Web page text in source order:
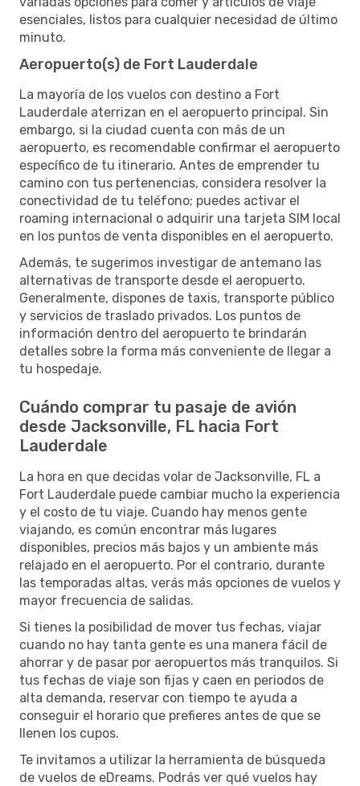
esenciales, listos para cualquier necesidad de último
minuto.
Aeropuerto(s) de Fort Lauderdale
La mayoría de los vuelos con destino a Fort
Lauderdale aterrizan en el aeropuerto principal. Sin
embargo, si la ciudad cuenta con más de un
aeropuerto, es recomendable confirmar el aeropuerto
específico de tu itinerario. Antes de emprender tu
camino con tus pertenencias, considera resolver la
conectividad de tu teléfono; puedes activar el
roaming internacional o adquirir una tarjeta SIM local
en los puntos de venta disponibles en el aeropuerto.
Además, te sugerimos investigar de antemano las
alternativas de transporte desde el aeropuerto.
Generalmente, dispones de taxis, transporte público
y servicios de traslado privados. Los puntos de
información dentro del aeropuerto te brindarán
detalles sobre la forma más conveniente de llegar a
tu hospedaje.
Cuándo comprar tu pasaje de avión
desde Jacksonville, FL hacia Fort
Lauderdale
La hora en que decidas volar de Jacksonville, FL a
Fort Lauderdale puede cambiar mucho la experiencia
y el costo de tu viaje. Cuando hay menos gente
viajando, es común encontrar más lugares
disponibles, precios más bajos y un ambiente más
relajado en el aeropuerto. Por el contrario, durante
las temporadas altas, verás más opciones de vuelos y
mayor frecuencia de salidas.
Si tienes la posibilidad de mover tus fechas, viajar
cuando no hay tanta gente es una manera fácil de
ahorrar y de pasar por aeropuertos más tranquilos. Si
tus fechas de viaje son fijas y caen en periodos de
alta demanda, reservar con tiempo te ayuda a
conseguir el horario que prefieres antes de que se
llenen los cupos.
Te invitamos a utilizar la herramienta de búsqueda
de vuelos de eDreams. Podrás ver qué vuelos hay